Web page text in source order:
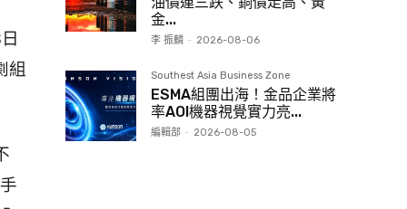
組
金...
李 振麟 - 2026-08-06
Southest Asia Business Zone
ESMA組團出海！金品企業將
率AOI機器視覺實力亮...
編輯部 - 2026-08-05